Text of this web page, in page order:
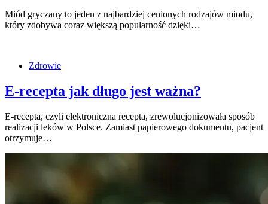
Miód gryczany to jeden z najbardziej cenionych rodzajów miodu,
który zdobywa coraz większą popularność dzięki…
Zdrowie
E-recepta jak długo jest ważna?
E-recepta, czyli elektroniczna recepta, zrewolucjonizowała sposób
realizacji leków w Polsce. Zamiast papierowego dokumentu, pacjent
otrzymuje…